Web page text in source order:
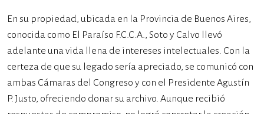
En su propiedad, ubicada en la Provincia de Buenos Aires,
conocida como El Paraíso F.C.C.A., Soto y Calvo llevó
adelante una vida llena de intereses intelectuales. Con la
certeza de que su legado sería apreciado, se comunicó con
ambas Cámaras del Congreso y con el Presidente Agustín
P. Justo, ofreciendo donar su archivo. Aunque recibió